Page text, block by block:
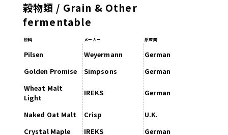
穀物類 / Grain & Other
fermentable
原料 メーカー 原産国
Pilsen Weyermann
German
Golden Promise
Simpsons
German
Wheat Malt
Light
IREKS German
Naked Oat Malt Crisp
U.K.
Crystal Maple
IREKS
German